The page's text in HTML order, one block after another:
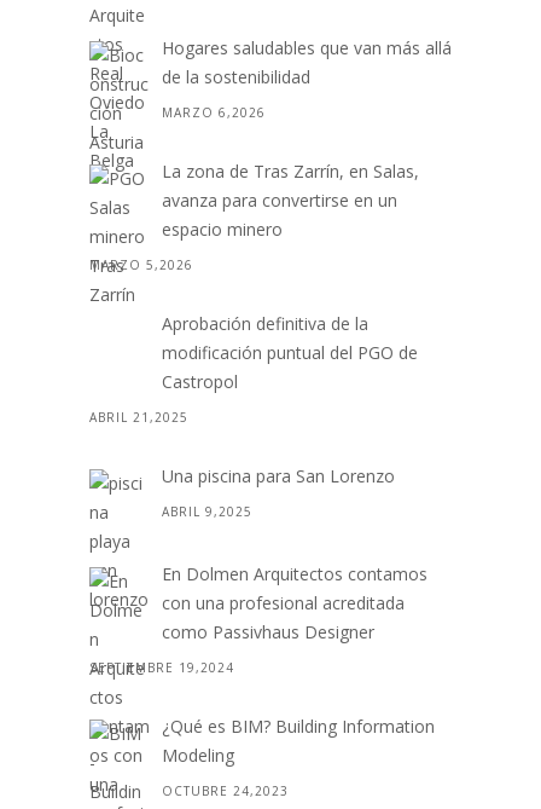
Hogares saludables que van más allá
de la sostenibilidad
MARZO 6,2026
La zona de Tras Zarrín, en Salas,
avanza para convertirse en un
espacio minero
MARZO 5,2026
Aprobación definitiva de la
modificación puntual del PGO de
Castropol
ABRIL 21,2025
Una piscina para San Lorenzo
ABRIL 9,2025
En Dolmen Arquitectos contamos
con una profesional acreditada
como Passivhaus Designer
SEPTIEMBRE 19,2024
¿Qué es BIM? Building Information
Modeling
OCTUBRE 24,2023